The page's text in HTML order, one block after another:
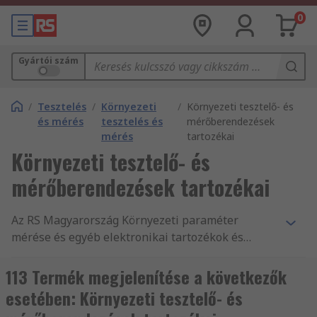
0
Gyártói szám
/ Tesztelés
és mérés
/ Környezeti
tesztelés és
mérés
/ Környezeti tesztelő- és
mérőberendezések
tartozékai
Környezeti tesztelő- és
mérőberendezések tartozékai
Az RS Magyarország Környezeti paraméter
mérése és egyéb elektronikai tartozékok és
Versenyképes árak, az iparág által jóváhagyott
termékek, illetve ügyfélszolgálatunk kitűnő
minősége az, amivel folyamatosan alátámasztjuk
113 Termék megjelenítése a következők
esetében: Környezeti tesztelő- és